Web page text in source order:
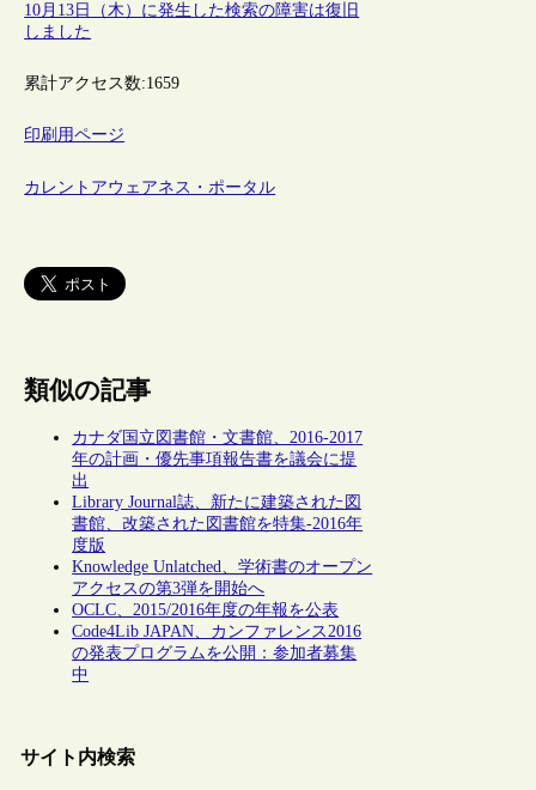
10月13日（木）に発生した検索の障害は復旧
しました
累計アクセス数:1659
印刷用ページ
カレントアウェアネス・ポータル
類似の記事
カナダ国立図書館・文書館、2016-2017
年の計画・優先事項報告書を議会に提
出
Library Journal誌、新たに建築された図
書館、改築された図書館を特集‐2016年
度版
Knowledge Unlatched、学術書のオープン
アクセスの第3弾を開始へ
OCLC、2015/2016年度の年報を公表
Code4Lib JAPAN、カンファレンス2016
の発表プログラムを公開：参加者募集
中
サイト内検索